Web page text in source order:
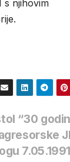
s njihovim
“30